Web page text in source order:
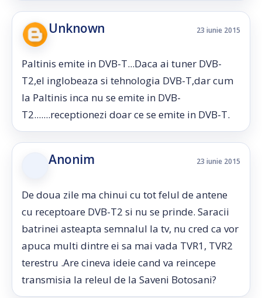
Unknown 23 iunie 2015
Paltinis emite in DVB-T...Daca ai tuner DVB-
T2,el inglobeaza si tehnologia DVB-T,dar cum
la Paltinis inca nu se emite in DVB-
T2.......receptionezi doar ce se emite in DVB-T.
Anonim 23 iunie 2015
De doua zile ma chinui cu tot felul de antene
cu receptoare DVB-T2 si nu se prinde. Saracii
batrinei asteapta semnalul la tv, nu cred ca vor
apuca multi dintre ei sa mai vada TVR1, TVR2
terestru .Are cineva ideie cand va reincepe
transmisia la releul de la Saveni Botosani?